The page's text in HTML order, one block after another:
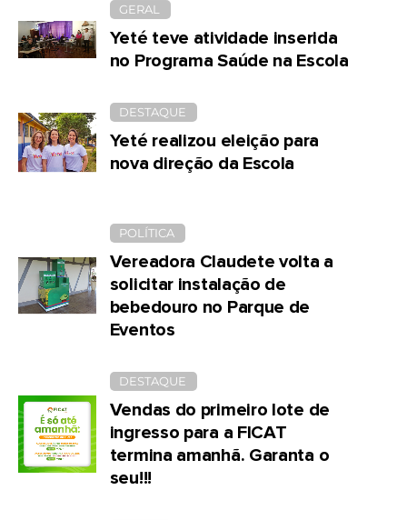
GERAL
Yeté teve atividade inserida
no Programa Saúde na Escola
DESTAQUE
Yeté realizou eleição para
nova direção da Escola
POLÍTICA
Vereadora Claudete volta a
solicitar instalação de
bebedouro no Parque de
Eventos
DESTAQUE
Vendas do primeiro lote de
ingresso para a FICAT
termina amanhã. Garanta o
seu!!!